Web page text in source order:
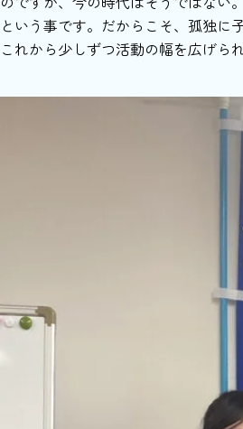
という事です。だからこそ、孤独に
これから少しずつ活動の幅を広げら